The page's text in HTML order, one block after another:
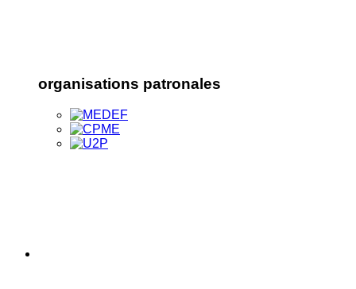
organisations patronales